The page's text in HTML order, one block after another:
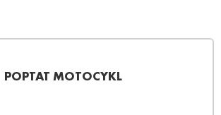
POPTAT MOTOCYKL